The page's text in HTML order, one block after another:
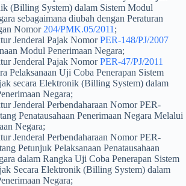
(Billing System) dalam Sistem Modul
sebagaimana diubah dengan Peraturan
Nomor 204/PMK.05/2011 ;
Jenderal Pajak NomorPER-148/PJ/2007
Modul Penerimaan Negara;
Jenderal Pajak NomorPER-47/PJ/2011
Pelaksanaan Uji Coba Penerapan Sistem
secara Elektronik (Billing System) dalam
Negara;
Jenderal Perbendaharaan Nomor PER-
Penatausahaan Penerimaan Negara Melalui
Negara;
Jenderal Perbendaharaan Nomor PER-
Petunjuk Pelaksanaan Penatausahaan
dalam Rangka Uji Coba Penerapan Sistem
Secara Elektronik (Billing System) dalam
Negara;